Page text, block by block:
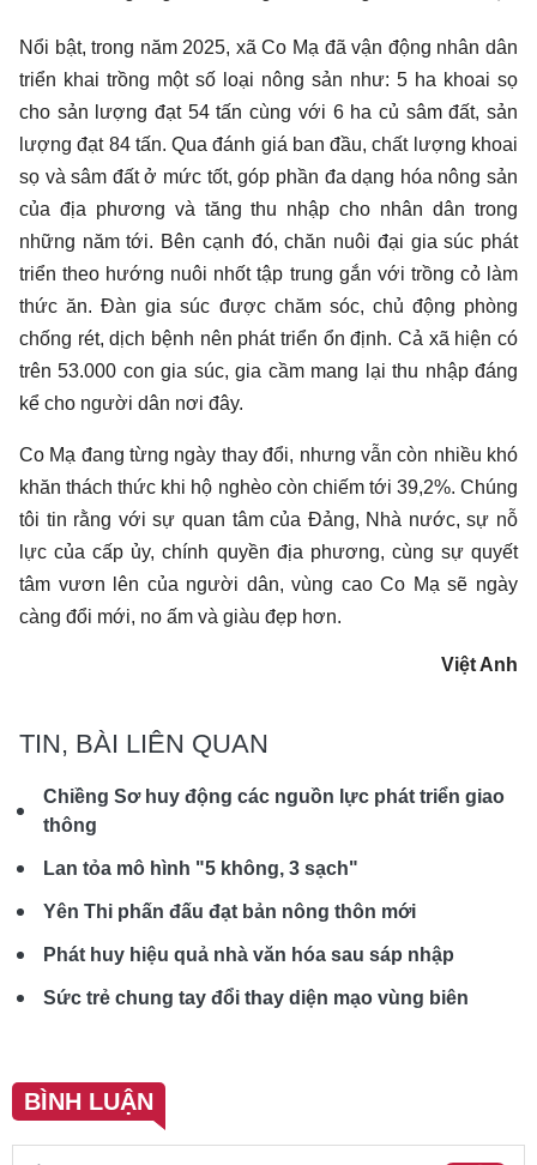
Nổi bật, trong năm 2025, xã Co Mạ đã vận động nhân dân
triển khai trồng một số loại nông sản như: 5 ha khoai sọ
cho sản lượng đạt 54 tấn cùng với 6 ha củ sâm đất, sản
lượng đạt 84 tấn. Qua đánh giá ban đầu, chất lượng khoai
sọ và sâm đất ở mức tốt, góp phần đa dạng hóa nông sản
của địa phương và tăng thu nhập cho nhân dân trong
những năm tới. Bên cạnh đó, chăn nuôi đại gia súc phát
triển theo hướng nuôi nhốt tập trung gắn với trồng cỏ làm
thức ăn. Đàn gia súc được chăm sóc, chủ động phòng
chống rét, dịch bệnh nên phát triển ổn định. Cả xã hiện có
trên 53.000 con gia súc, gia cầm mang lại thu nhập đáng
kể cho người dân nơi đây.
Co Mạ đang từng ngày thay đổi, nhưng vẫn còn nhiều khó
khăn thách thức khi hộ nghèo còn chiếm tới 39,2%. Chúng
tôi tin rằng với sự quan tâm của Đảng, Nhà nước, sự nỗ
lực của cấp ủy, chính quyền địa phương, cùng sự quyết
tâm vươn lên của người dân, vùng cao Co Mạ sẽ ngày
càng đổi mới, no ấm và giàu đẹp hơn.
Việt Anh
TIN, BÀI LIÊN QUAN
Chiềng Sơ huy động các nguồn lực phát triển giao
thông
Lan tỏa mô hình "5 không, 3 sạch"
Yên Thi phấn đấu đạt bản nông thôn mới
Phát huy hiệu quả nhà văn hóa sau sáp nhập
Sức trẻ chung tay đổi thay diện mạo vùng biên
BÌNH LUẬN